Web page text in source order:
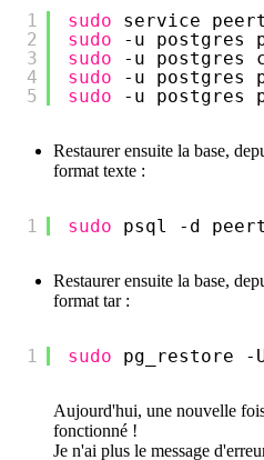
1
2
3
4
5
sudo
service
sudo
-u postgres
sudo
-u postgres
sudo
-u postgres
sudo
-u postgres
Restaurer ensuite la base,
format texte :
1 sudo psql -d
Restaurer ensuite la base,
format tar :
1 sudo pg_restore -
Aujourd'hui, une nouvelle
fonctionné !
Je n'ai plus le message